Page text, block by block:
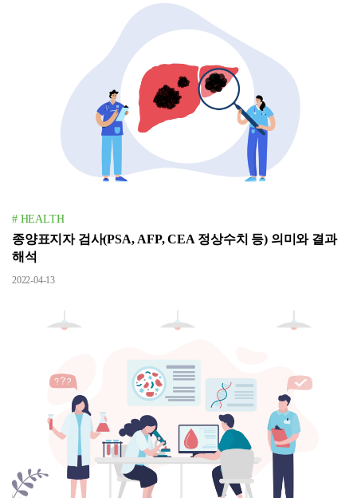
# HEALTH
종양표지자 검사(PSA, AFP, CEA 정상수치 등) 의미와 결과
해석
2022-04-13